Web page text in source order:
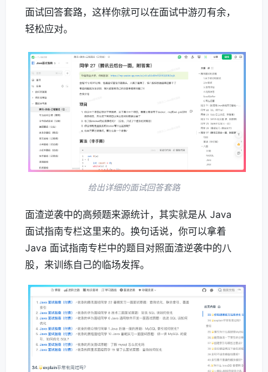
面试回答套路，这样你就可以在面试中游刃有余，
轻松应对。
给出详细的面试回答套路
面渣逆袭中的高频题来源统计，其实就是从 Java
面试指南专栏这里来的。换句话说，你可以拿着
Java 面试指南专栏中的题目对照面渣逆袭中的八
股，来训练自己的临场发挥。